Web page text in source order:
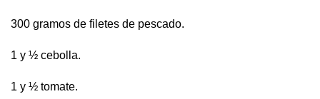
300 gramos de filetes de pescado.
1 y ½ cebolla.
1 y ½ tomate.